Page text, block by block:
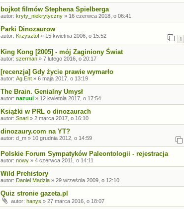
bojkot filmów Stephena Spielberga
autor: kryty_niekrytyczny » 16 czerwca 2018, o 06:41
Parki Dinozaurow
autor: Krzysztof » 15 kwietnia 2006, o 15:52 1
King Kong [2005] - mój Zaginiony Świat
autor: szerman » 7 lutego 2016, o 20:17
[recenzja] Gdy życie prawie wymarło
autor: Ag.Ent » 6 maja 2017, o 13:19
The Brain. Genialny Umysł
autor: nazuul » 12 kwietnia 2017, o 17:54
Książki w PRL o dinozaurach
autor: Snarl » 2 marca 2017, o 16:10
dinozaury.com na YT?
autor: d_m » 10 grudnia 2012, o 14:59
Polskie Forum Sympatyków Paleontologii - rejestracja
autor: nowy » 4 czerwca 2011, o 14:11
Wild Prehistory
autor: Daniel Madzia » 29 września 2009, o 12:10
Quiz stronie gazeta.pl
autor: hanys » 27 marca 2016, o 18:07